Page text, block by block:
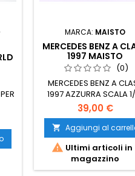
MARCA: MAISTO
MERCEDES BENZ A
1997 MAISTO
(0)
MERCEDES BENZ A
1997 AZZURRA SCALA
39,00 €
 Aggiungi al
 Ultimi articoli in
magazzino